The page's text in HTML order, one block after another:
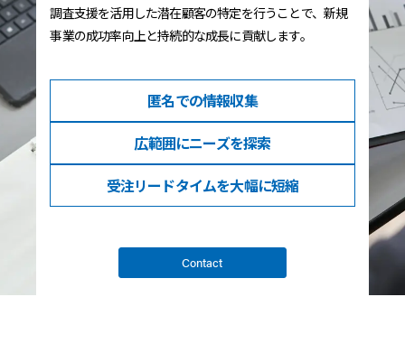
調査支援を活用した潜在顧客の特定を行うことで、新規
事業の成功率向上と持続的な成長に貢献します。
匿名での情報収集
広範囲にニーズを探索
受注リードタイムを大幅に短縮
Contact